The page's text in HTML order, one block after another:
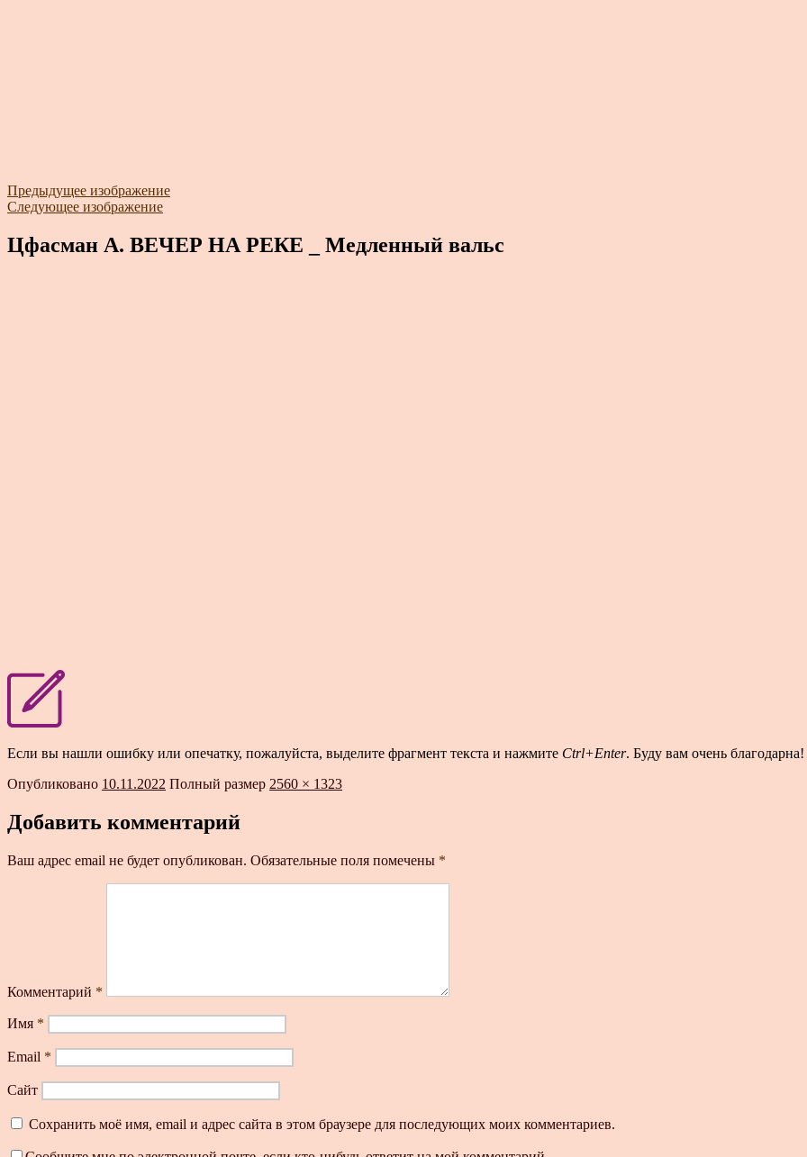
Предыдущее изображение
Следующее изображение
Цфасман А. ВЕЧЕР НА РЕКЕ _ Медленный вальс
Если вы нашли ошибку или опечатку, пожалуйста, выделите фрагмент текста и нажмите Ctrl+Enter. Буду вам очень благодарна!
Опубликовано 10.11.2022 Полный размер 2560 × 1323
Добавить комментарий
Ваш адрес email не будет опубликован. Обязательные поля помечены *
Комментарий *
Имя *
Email *
Сайт
Сохранить моё имя, email и адрес сайта в этом браузере для последующих моих комментариев.